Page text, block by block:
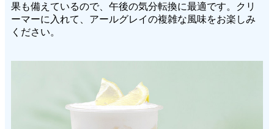
果も備えているので、午後の気分転換に最適です。クリ
ーマーに入れて、アールグレイの複雑な風味をお楽しみ
ください。